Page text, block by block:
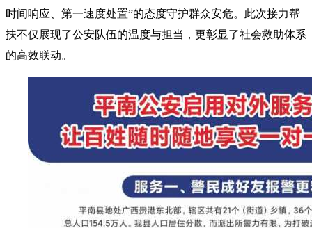
时间响应、第一速度处置”的态度守护群众安危。此次接力帮
扶不仅展现了公安队伍的温度与担当，更彰显了社会救助体系
的高效联动。